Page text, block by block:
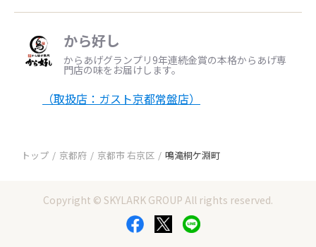
から好し
からあげグランプリ9年連続金賞の本格からあげ専
門店の味をお届けします。
（取扱店：ガスト京都常盤店）
トップ 京都府 京都市 右京区 鳴滝桐ケ淵町
Copyright © SKYLARK GROUP All rights reserved.